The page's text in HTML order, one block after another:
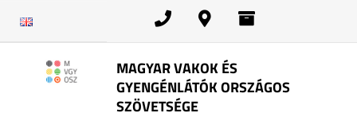
MAGYAR VAKOK ÉS
GYENGÉNLÁTÓK ORSZÁGOS
SZÖVETSÉGE